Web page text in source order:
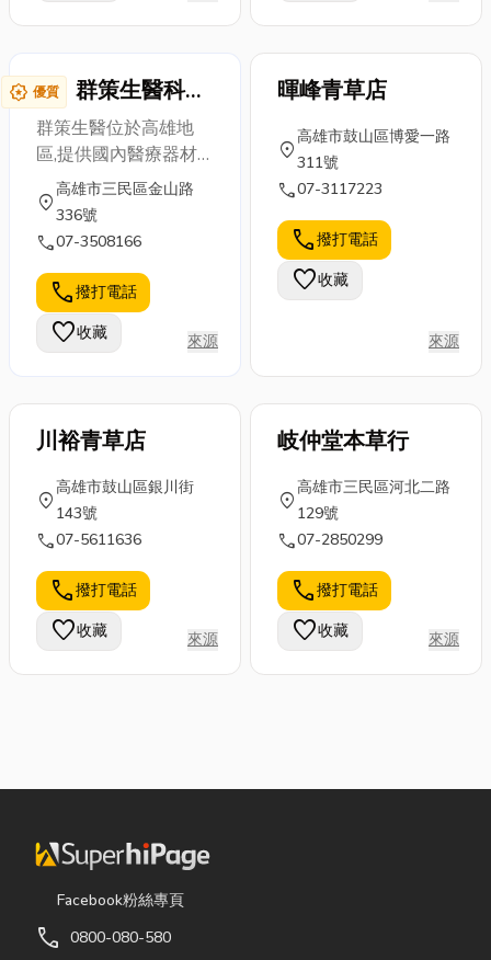
見的潛水裝...
識，以及抓漏
費用怎...
award_star 優質
群策生醫科技
有限公司
群策生醫位於高雄地
區,提供國內醫療器材
儀器公司,代理各式醫
學手術器械產品,用於
心臟,神經,胸腔,乳房疾
https://www.gsbmed.com/index.html
location_on
高雄市三民區金山路
336號
call07-3508166
call撥打電話
favorite收藏 來源
暉峰青草店
location_on
高雄市鼓山區博愛一路
311號
call07-3117223
call撥打電話
favorite收藏
來源
川裕青草店
location_on
高雄市鼓山區銀川街
143號
call07-5611636
call撥打電話
favorite收藏 來源
岐仲堂本草行
location_on
高雄市三民區河北二路
129號
call07-2850299
call撥打電話
favorite收藏 來源
Facebook粉絲專頁
call 0800-080-580